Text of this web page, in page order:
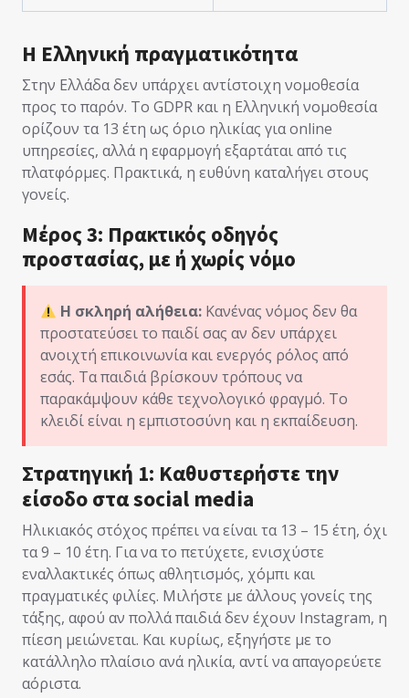
Η Ελληνική πραγματικότητα
Στην Ελλάδα δεν υπάρχει αντίστοιχη νομοθεσία
προς το παρόν. Το GDPR και η Ελληνική νομοθεσία
ορίζουν τα 13 έτη ως όριο ηλικίας για online
υπηρεσίες, αλλά η εφαρμογή εξαρτάται από τις
πλατφόρμες. Πρακτικά, η ευθύνη καταλήγει στους
γονείς.
Μέρος 3: Πρακτικός οδηγός
προστασίας, με ή χωρίς νόμο
Η σκληρή αλήθεια: Κανένας νόμος δεν θα
προστατεύσει το παιδί σας αν δεν υπάρχει
ανοιχτή επικοινωνία και ενεργός ρόλος από
εσάς. Τα παιδιά βρίσκουν τρόπους να
παρακάμψουν κάθε τεχνολογικό φραγμό. Το
κλειδί είναι η εμπιστοσύνη και η εκπαίδευση.
Στρατηγική 1: Καθυστερήστε την
είσοδο στα social media
Ηλικιακός στόχος πρέπει να είναι τα 13 – 15 έτη, όχι
τα 9 – 10 έτη. Για να το πετύχετε, ενισχύστε
εναλλακτικές όπως αθλητισμός, χόμπι και
πραγματικές φιλίες. Μιλήστε με άλλους γονείς της
τάξης, αφού αν πολλά παιδιά δεν έχουν Instagram, η
πίεση μειώνεται. Και κυρίως, εξηγήστε με το
κατάλληλο πλαίσιο ανά ηλικία, αντί να απαγορεύετε
αόριστα.